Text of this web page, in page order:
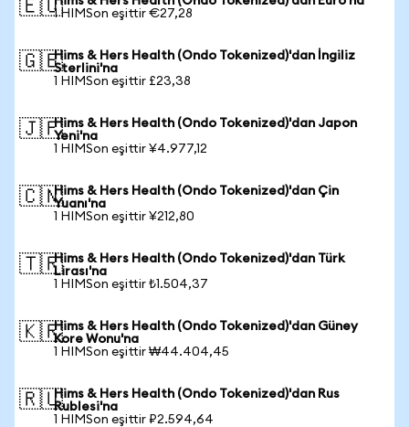
🇪🇺1 HIMSon eşittir €27,28
🇬🇧Hims & Hers Health (Ondo Tokenized)'dan İngiliz
Sterlini'na
1 HIMSon eşittir £23,38
🇯🇵Hims & Hers Health (Ondo Tokenized)'dan Japon
Yeni'na
1 HIMSon eşittir ¥4.977,12
🇨🇳Hims & Hers Health (Ondo Tokenized)'dan Çin
Yuanı'na
1 HIMSon eşittir ¥212,80
🇹🇷Hims & Hers Health (Ondo Tokenized)'dan Türk
Lirası'na
1 HIMSon eşittir ₺1.504,37
🇰🇷Hims & Hers Health (Ondo Tokenized)'dan Güney
Kore Wonu'na
1 HIMSon eşittir ₩44.404,45
🇷🇺Hims & Hers Health (Ondo Tokenized)'dan Rus
Rublesi'na
1 HIMSon eşittir ₽2.594,64